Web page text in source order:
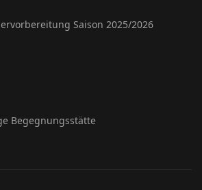
Saison 2025/2026
Begegnungsstätte